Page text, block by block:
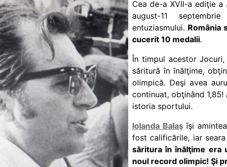
Cea de-a XVII-a ediţie
august-11
entuziasmului. România
cucerit 10 medalii.
În timpul acestor Jocuri,
săritură în înălţime,
olimpică. Deşi avea
continuat, obţinând 1,85!
istoria sportului.
Iolanda Balaşîşi
fost calificările, iar
săritura în înălţime era
noul record olimpic! Şi